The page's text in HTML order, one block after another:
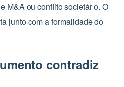
M&A ou conflito societário. O
junto com a formalidade do
contradiz